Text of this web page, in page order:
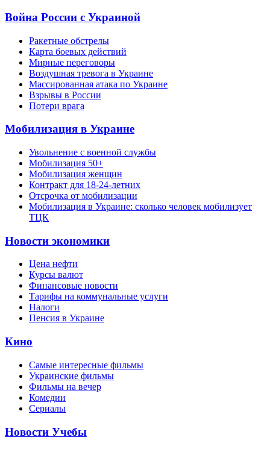
Война России с Украиной
Ракетные обстрелы
Карта боевых действий
Мирные переговоры
Воздушная тревога в Украине
Массированная атака по Украине
Взрывы в России
Потери врага
Мобилизация в Украине
Увольнение с военной службы
Мобилизация 50+
Мобилизация женщин
Контракт для 18-24-летних
Отсрочка от мобилизации
Мобилизация в Украине: сколько человек мобилизует
ТЦК
Новости экономики
Цена нефти
Курсы валют
Финансовые новости
Тарифы на коммунальные услуги
Налоги
Пенсия в Украине
Кино
Самые интересные фильмы
Украинские фильмы
Фильмы на вечер
Комедии
Сериалы
Новости Учебы